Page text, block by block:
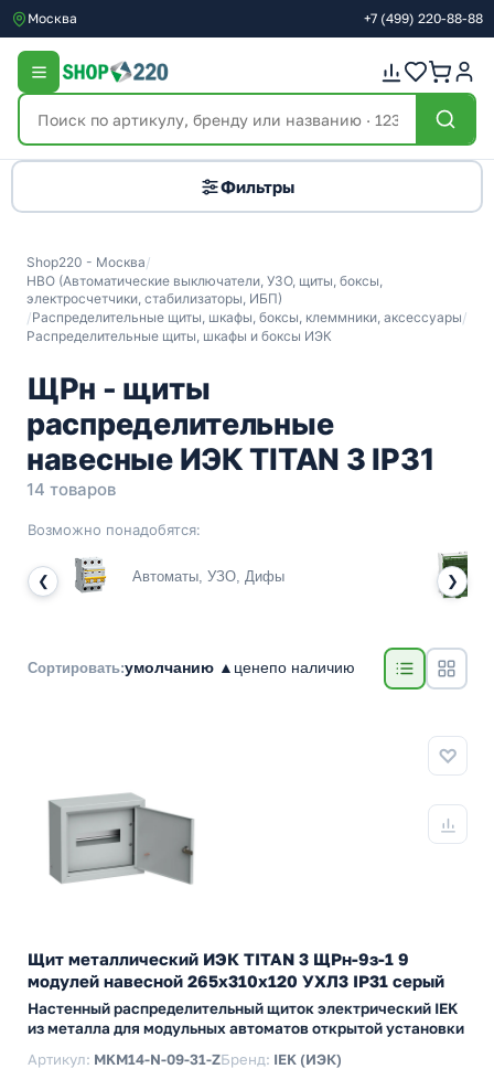
Москва +7 (499) 220-88-88
Фильтры
Shop220 - Москва/
НВО (Автоматические выключатели, УЗО, щиты, боксы,
электросчетчики, стабилизаторы, ИБП)
/Распределительные щиты, шкафы, боксы, клеммники, аксессуары/
Распределительные щиты, шкафы и боксы ИЭК
ЩРн - щиты
распределительные
навесные ИЭК TITAN 3 IP31
14 товаров
Возможно понадобятся:
❮ Автоматы, УЗО, Дифы ❯
Сортировать:умолчанию ▲ ценепо наличию
Щит металлический ИЭК TITAN 3 ЩРн-9з-1 9
модулей навесной 265х310х120 УХЛ3 IP31 серый
Настенный распределительный щиток электрический IEK
из металла для модульных автоматов открытой установки
Артикул: MKM14-N-09-31-ZБренд: IEK (ИЭК)